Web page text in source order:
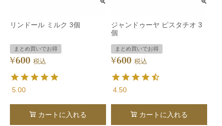
リンドール ミルク 3個
まとめ買いでお得
¥600 税込
5.00
カートに入れる
ジャンドゥーヤ ピスタチオ 3
個
まとめ買いでお得
¥600 税込
4.50
カートに入れる